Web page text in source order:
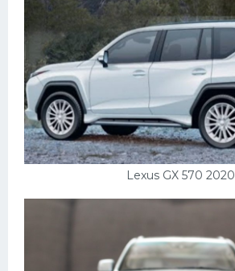
Lexus GX 570 2020